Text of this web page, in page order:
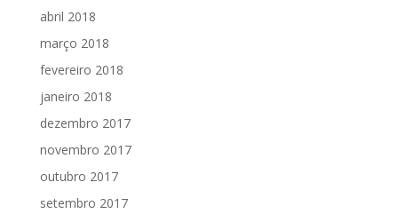
abril 2018
março 2018
fevereiro 2018
janeiro 2018
dezembro 2017
novembro 2017
outubro 2017
setembro 2017